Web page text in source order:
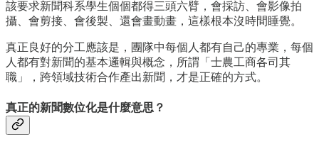
該要求新聞科系學生個個都得三頭六臂，會採訪、會影像拍
攝、會剪接、會後製、還會畫動畫，這樣根本沒時間睡覺。
真正良好的分工應該是，團隊中每個人都有自己的專業，每個
人都有對新聞的基本邏輯與概念，所謂「士農工商各司其
職」，跨領域技術合作產出新聞，才是正確的方式。
真正的新聞數位化是什麼意思？